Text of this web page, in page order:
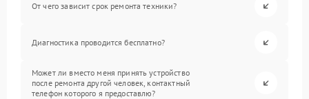
От чего зависит срок ремонта техники?
Диагностика проводится бесплатно?
Может ли вместо меня принять устройство
после ремонта другой человек, контактный
телефон которого я предоставлю?